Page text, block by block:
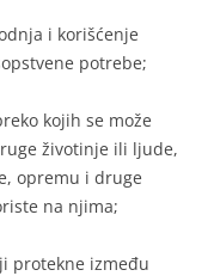
i korišćenje
potrebe;
kojih se može
životinje ili ljude,
opremu i druge
na njima;
protekne između